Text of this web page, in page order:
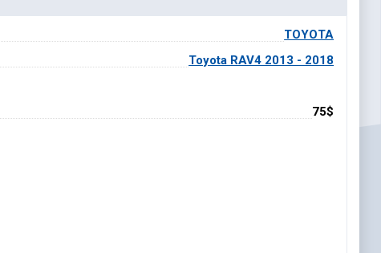
TOYOTA
Toyota RAV4 2013 - 2018
75$